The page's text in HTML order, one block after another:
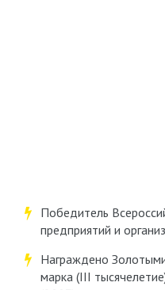
Победитель
предприятий и
Награждено
марка (III